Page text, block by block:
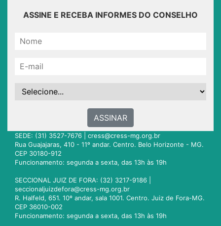
ASSINE E RECEBA INFORMES DO CONSELHO
ASSINAR
SEDE: (31) 3527-7676 | cress@cress-mg.org.br
Rua Guajajaras, 410 - 11º andar. Centro. Belo Horizonte - MG.
CEP 30180-912
Funcionamento: segunda a sexta, das 13h às 19h
SECCIONAL JUIZ DE FORA: (32) 3217-9186 |
seccionaljuizdefora@cress-mg.org.br
R. Halfeld, 651. 10º andar, sala 1001. Centro. Juiz de Fora-MG.
CEP 36010-002
Funcionamento: segunda a sexta, das 13h às 19h